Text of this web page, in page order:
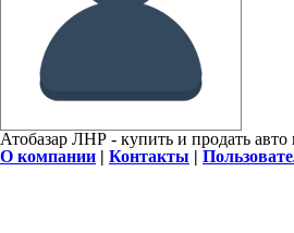
Атобазар ЛНР - купить и продать
О компании | Контакты |